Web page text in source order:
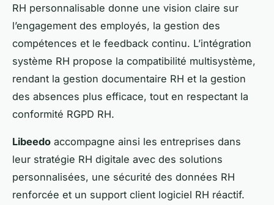
RH personnalisable donne une vision claire sur
l’engagement des employés, la gestion des
compétences et le feedback continu. L’intégration
système RH propose la compatibilité multisystème,
rendant la gestion documentaire RH et la gestion
des absences plus efficace, tout en respectant la
conformité RGPD RH.
Libeedo accompagne ainsi les entreprises dans
leur stratégie RH digitale avec des solutions
personnalisées, une sécurité des données RH
renforcée et un support client logiciel RH réactif.